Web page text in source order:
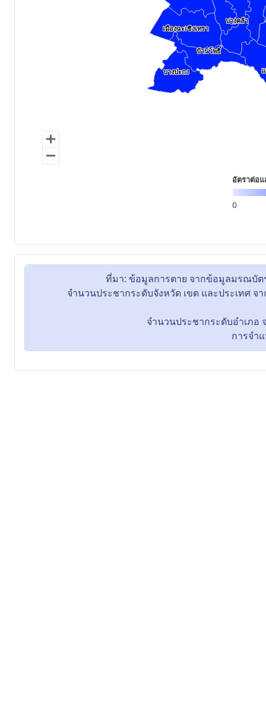
ที่มา: ข้อมูลการตาย จากข้อมูลมรณบัต
จำนวนประชากระดับจังหวัด เขต และประเทศ จา
จำนวนประชากระดับอำเภอ จ
การจำแน